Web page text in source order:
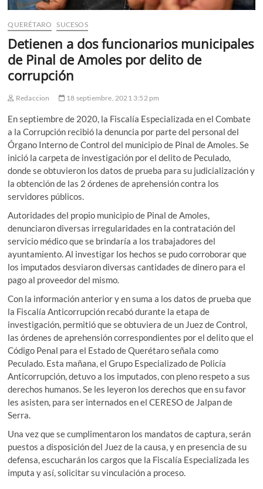
QUERÉTARO SUCESOS
Detienen a dos funcionarios municipales
de Pinal de Amoles por delito de
corrupción
Redaccion 18 septiembre, 2021 3:52 pm
En septiembre de 2020, la Fiscalía Especializada en el Combate
a la Corrupción recibió la denuncia por parte del personal del
Órgano Interno de Control del municipio de Pinal de Amoles. Se
inició la carpeta de investigación por el delito de Peculado,
donde se obtuvieron los datos de prueba para su judicialización y
la obtención de las 2 órdenes de aprehensión contra los
servidores públicos.
Autoridades del propio municipio de Pinal de Amoles,
denunciaron diversas irregularidades en la contratación del
servicio médico que se brindaría a los trabajadores del
ayuntamiento. Al investigar los hechos se pudo corroborar que
los imputados desviaron diversas cantidades de dinero para el
pago al proveedor del mismo.
Con la información anterior y en suma a los datos de prueba que
la Fiscalía Anticorrupción recabó durante la etapa de
investigación, permitió que se obtuviera de un Juez de Control,
las órdenes de aprehensión correspondientes por el delito que el
Código Penal para el Estado de Querétaro señala como
Peculado. Esta mañana, el Grupo Especializado de Policía
Anticorrupción, detuvo a los imputados, con pleno respeto a sus
derechos humanos. Se les leyeron los derechos que en su favor
les asisten, para ser internados en el CERESO de Jalpan de
Serra.
Una vez que se cumplimentaron los mandatos de captura, serán
puestos a disposición del Juez de la causa, y en presencia de su
defensa, escucharán los cargos que la Fiscalía Especializada les
imputa y así, solicitar su vinculación a proceso.